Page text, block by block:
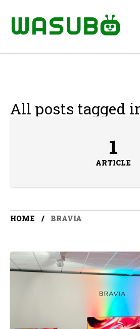
All posts tagged
1
ARTICLE
HOME BRAVIA